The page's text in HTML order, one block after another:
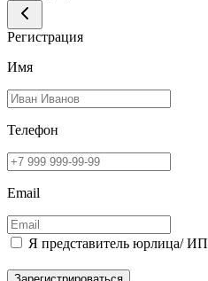
Регистрация
Имя
Телефон
Email
Я представитель юрлица/ ИП